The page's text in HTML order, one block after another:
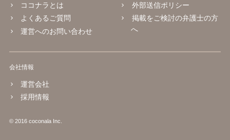
ココナラとは
よくあるご質問
運営へのお問い合わせ
外部送信ポリシー
掲載をご検討の弁護士の方
へ
会社情報
運営会社
採用情報
© 2016 coconala Inc.